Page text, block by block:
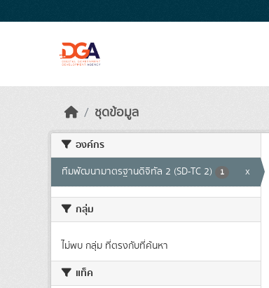
ชุดข้อมูล
องค์กร
ทีมพัฒนามาตรฐานดิจิทัล 2 (SD-TC 2) 1 x
กลุ่ม
ไม่พบ กลุ่ม ที่ตรงกับที่ค้นหา
แท็ค